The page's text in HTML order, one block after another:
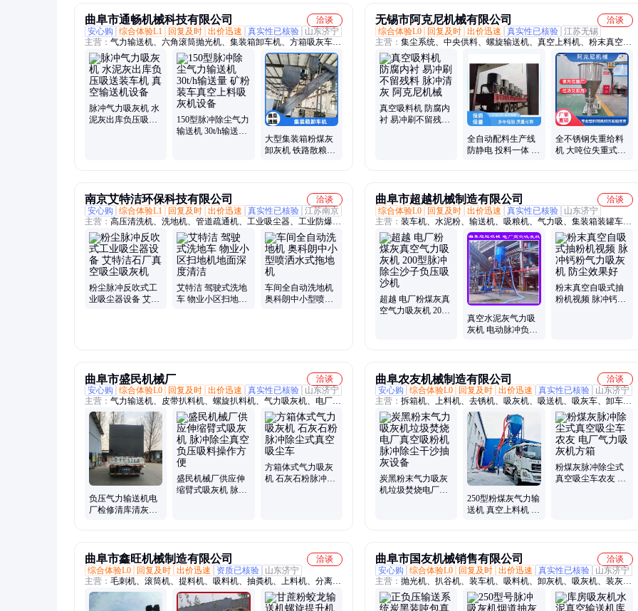
曲阜市通畅机械科技有限公司
洽谈
安心购
综合体验L1 回复及时 出价迅速 真实性已核验
山东济宁
主营： 气力输送机、六角滚筒抛光机、集装箱卸车机、方箱吸灰车、
大型吸粮机、皮带扒料机、皮带输送机、螺旋自卸机、地瓜切片机
脉冲气力吸灰机 水
泥灰出库负压吸送
150型脉冲除尘气力
输送机 30t/h输送量
大型集装箱粉煤灰
卸灰机 铁路散粮干
无锡市阿克尼机械有限公司
洽谈
综合体验L0
回复及时 出价迅速 真实性已核验 江苏无锡
主营： 集尘系统、中央供料、螺旋输送机、真空上料机、粉末真空
上、真空吸料机、自动配料系统、智能配料系统、上料机
真空吸料机 防腐内
衬 易冲刷不留残料
全自动配料生产线
防静电 投料一体 自
全不锈钢失重给料
机 大吨位失重式喂
南京艾特洁环保科技有限公司
洽谈
安心购
综合体验L1 回复及时 出价迅速 真实性已核验 江苏南京
主营： 高压清洗机、洗地机、管道疏通机、工业吸尘器、工业防爆吸
尘器、大型工业吸尘器、手推式洗地机、驾驶式洗地机、洗地车、高
压水枪清洗机、超高压清洗机、电动高压水枪、高压管道疏通机、保
洁洗地机、工厂洗地机、工业洗地机、全自动洗地机、电动洗地机、
高压清洗设备、高压热水清洗机、500公斤高压水清洗机、800公斤高
压清洗机、高压冲洗机、冷水高压清洗机
粉尘脉冲反吹式工
业吸尘器设备 艾特
艾特洁 驾驶式洗地
车 物业小区扫地机
车间全自动洗地机
奥科朗中小型喷洒
曲阜市超越机械制造有限公司
洽谈
综合体验L0
回复及时 出价迅速 真实性已核验
山东济宁
主营： 装车机、水泥粉、输送机、吸粮机、气力吸、集装箱装罐车吸
灰机、集装箱卸灰机、自吸式负压吸灰机、港口卸集装箱水泥输灰
机、环保无尘卸灰机、卸车机、粮食装车、粉煤灰装车、集装箱卸车
机、集装箱拆箱机、码头卸集装箱拆箱设备、火烧铁干磨机、六角滚
筒抛光机、皮带输送机、螺旋输送机、斗式提升机、去毛刺去锈滚筒
机、火车站卸水泥卸车机
超越 电厂粉煤灰真
空气力吸灰机 200
真空水泥灰气力吸
灰机 电动脉冲负压
粉末真空自吸式抽
粉机视频 脉冲钙粉
曲阜市盛民机械厂
洽谈
安心购
综合体验L0 回复及时 出价迅速 真实性已核验
山东济宁
主营： 气力输送机、皮带扒料机、螺旋扒料机、气力吸灰机、电厂吸
灰机、电厂清灰机、移动吸灰车、方箱吸灰车、气力吸料机、集装箱
卸灰机、负压吸料机、泥浆吸料机、螺旋上料机、螺旋输送机、皮带
输送机、石子扒料机、集装箱卸车机、集装箱拆箱机、斗式提升机、
管链输送机、滚筒抛光机、火烧铁干磨机、滚石机
负压气力输送机电
厂检修清库清灰吸
盛民机械厂供应伸
缩臂式吸灰机 脉冲
方箱体式气力吸灰
机 石灰石粉脉冲除
曲阜农友机械制造有限公司
洽谈
安心购
综合体验L0 回复及时 出价迅速 真实性已核验
山东济宁
主营： 拆箱机、上料机、去锈机、吸灰机、吸送机、吸灰车、卸车
机、打磨机、研磨机、扒料机、输送机、卸粮机、装车机、传送带、
扒粮机、滚筒抛光机、挖树机、气力输送机、螺旋输送机、皮带输送
机、管链机
炭黑粉末气力吸灰
机垃圾焚烧电厂真
250型粉煤灰气力输
送机 真空上料机 脉
粉煤灰脉冲除尘式
真空吸尘车农友 电
曲阜市鑫旺机械制造有限公司
洽谈
综合体验L0
回复及时 出价迅速 资质已核验
山东济宁
主营： 毛刺机、滚筒机、提料机、吸料机、抽粪机、上料机、分离
机、橡胶皮、卸料机、磨光机、柚子粉、打磨机、送料机、研磨机、
输送机、加料机、传送机、搅拌管、地钻机、加湿机、抽料机、爬坡
曲阜市国友机械销售有限公司
洽谈
安心购
综合体验L0 回复及时 出价迅速 真实性已核验
山东济宁
主营： 抛光机、扒谷机、装车机、吸料机、卸灰机、吸灰机、装灰
机、螺旋装料机、水泥提料机、气力输送机、螺旋输送机、皮带输送
机、集装箱倒箱机、ne50板链斗提机